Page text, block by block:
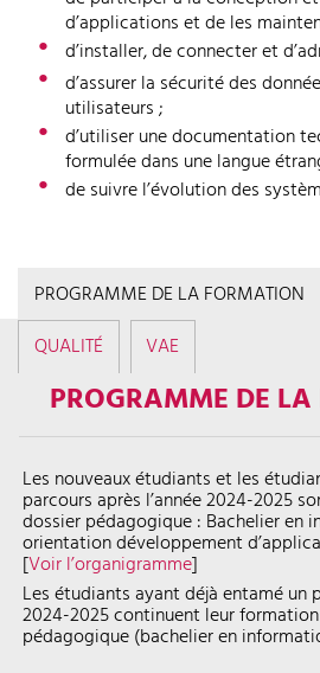
d’applications et de les
d’installer, de connecter et
d’assurer la sécurité des
utilisateurs ;
d’utiliser une documentation
formulée dans une langue
de suivre l’évolution des
PROGRAMME DE LA FORMATION
QUALITÉ
VAE
PROGRAMME DE
Les nouveaux étudiants et les
parcours après l’année 2024-2025
dossier pédagogique : Bachelier en
orientation développement
[Voir l’organigramme]
Les étudiants ayant déjà entamé un
2024-2025 continuent leur
pédagogique (bachelier en